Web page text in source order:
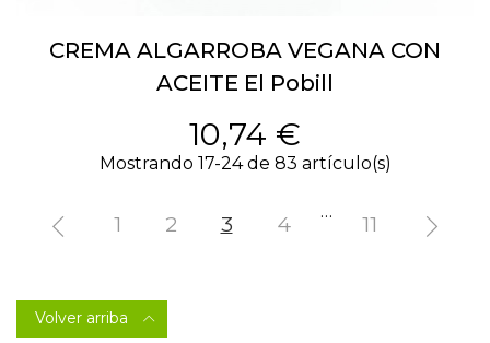
CREMA ALGARROBA VEGANA CON
ACEITE El Pobill
10,74 €
Mostrando 17-24 de 83 artículo(s)
 1 2 3 4 … 11 
Volver arriba 